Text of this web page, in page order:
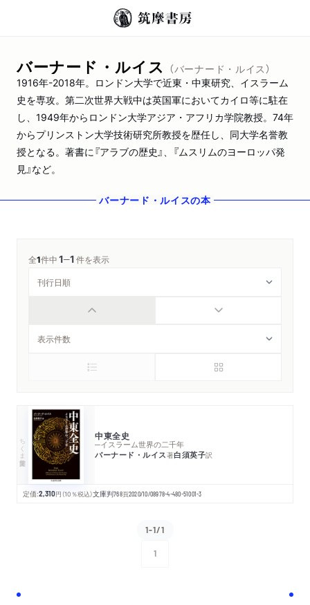
バーナード・ルイス （バーナード・ルイス）
1916年-2018年。ロンドン大学で近東・中東研究、イスラーム
史を専攻。第二次世界大戦中は英国軍においてカイロ等に駐在
し、1949年からロンドン大学アジア・アフリカ学院教授。74年
からプリンストン大学技術研究所教授を歴任し、同大学名誉教
授となる。著書に『アラブの歴史』、『ムスリムのヨーロッパ発
見』など。
バーナード・ルイスの本
全1件中1─1件を表示
ちくま学芸文庫 中東全史
─イスラーム世界の二千年
バーナード・ルイス著白須英子訳
定価:2,310円 （10％税込）文庫判768頁2020/10/08978-4-480-51001-3
1-1/1
1